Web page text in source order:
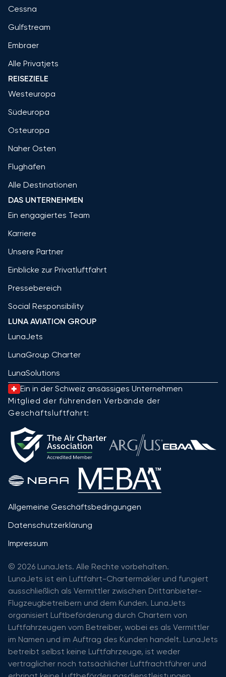
Cessna
Gulfstream
Embraer
Alle Privatjets
REISEZIELE
Westeuropa
Südeuropa
Osteuropa
Naher Osten
Flughäfen
Alle Destinationen
DAS UNTERNEHMEN
Ein engagiertes Team
Karriere
Unsere Partner
Einblicke zur Privatluftfahrt
Pressebereich
Social Responsibility
LUNA AVIATION GROUP
LunaJets
LunaGroup Charter
LunaSolutions
Ein in der Schweiz ansässiges Unternehmen
Mitglied der führenden Verbände der
Geschäftsluftfahrt:
Allgemeine Geschäftsbedingungen
Datenschutzerklärung
Impressum
© 2026 LunaJets. Alle Rechte vorbehalten.
LunaJets ist ein Luftfahrt-Chartermakler und fungiert
ausschließlich als Vermittler zwischen Drittanbieter-
Flugzeugbetreibern und dem Kunden. LunaJets
organisiert Luftbeförderung durch Chartern von
Luftfahrzeugen vom Betreiber, wobei es als Vermittler
im Namen und im Auftrag des Kunden handelt. LunaJets
betreibt selbst keine Luftfahrzeuge, ist weder
vertraglicher noch tatsächlicher Luftfrachtführer und